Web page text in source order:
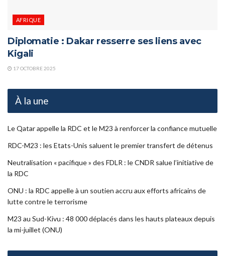
AFRIQUE
Diplomatie : Dakar resserre ses liens avec
Kigali
17 OCTOBRE 2025
À la une
Le Qatar appelle la RDC et le M23 à renforcer la confiance mutuelle
RDC-M23 : les Etats-Unis saluent le premier transfert de détenus
Neutralisation « pacifique » des FDLR : le CNDR salue l’initiative de
la RDC
ONU : la RDC appelle à un soutien accru aux efforts africains de
lutte contre le terrorisme
M23 au Sud-Kivu : 48 000 déplacés dans les hauts plateaux depuis
la mi-juillet (ONU)